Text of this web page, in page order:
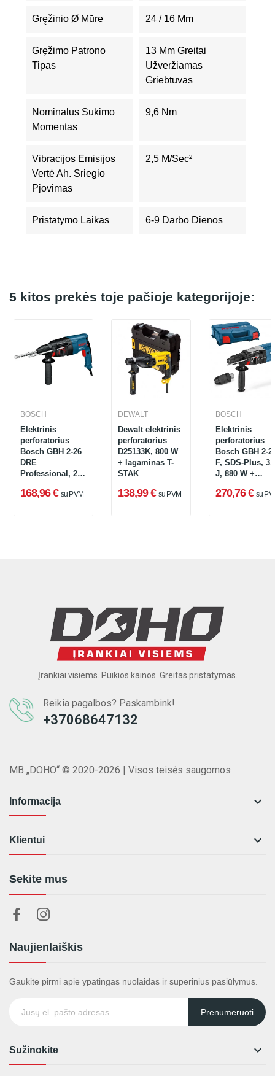
Gręžinio Ø Mūre 24 / 16 Mm
Gręžimo Patrono
Tipas
13 Mm Greitai
Užveržiamas
Griebtuvas
Nominalus Sukimo
Momentas
9,6 Nm
Vibracijos Emisijos
Vertė Ah. Sriegio
Pjovimas
2,5 M/sec²
Pristatymo Laikas 6-9 Darbo Dienos
5 kitos prekės toje pačioje kategorijoje:
BOSCH
Elektrinis
perforatorius
Bosch GBH 2-26
DRE
Professional, 2.7
168,96 € su PVM
DEWALT
Dewalt elektrinis
perforatorius
D25133K, 800 W
+ lagaminas T-
STAK
138,99 € su PVM
BOSCH
Elektrinis
perforatorius
Bosch GBH 2-
F, SDS-Plus,
J, 880 W +
270,76 € su
Įrankiai visiems. Puikios kainos. Greitas pristatymas.
Reikia pagalbos? Paskambink!
+37068647132
MB „DOHO“ © 2020-2026 | Visos teisės saugomos
Informacija 
Klientui 
Sekite mus
Naujienlaiškis
Gaukite pirmi apie ypatingas nuolaidas ir superinius pasiūlymus.
Prenumeruoti
Sužinokite 